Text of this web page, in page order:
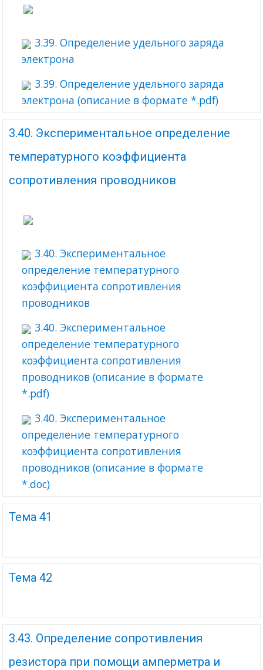
3.39. Определение удельного заряда
электрона
3.39. Определение удельного заряда
электрона (описание в формате *.pdf)
3.40. Экспериментальное определение
температурного коэффициента
сопротивления проводников
3.40. Экспериментальное
определение температурного
коэффициента сопротивления
проводников
3.40. Экспериментальное
определение температурного
коэффициента сопротивления
проводников (описание в формате
*.pdf)
3.40. Экспериментальное
определение температурного
коэффициента сопротивления
проводников (описание в формате
*.doc)
Тема 41
Тема 42
3.43. Определение сопротивления
резистора при помощи амперметра и